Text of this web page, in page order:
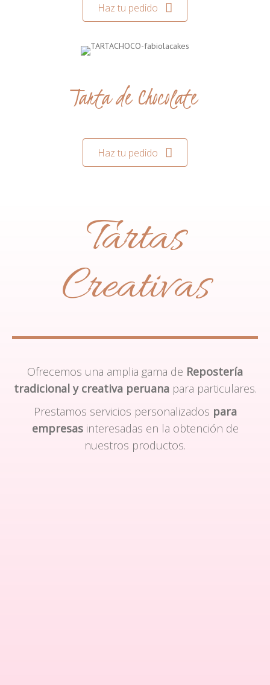
Haz tu pedido
Tarta de Chocolate
Haz tu pedido
Tartas
Creativas
Ofrecemos una amplia gama de Repostería
tradicional y creativa peruanapara particulares.
Prestamos servicios personalizados para
empresasinteresadas en la obtención de
nuestros productos.